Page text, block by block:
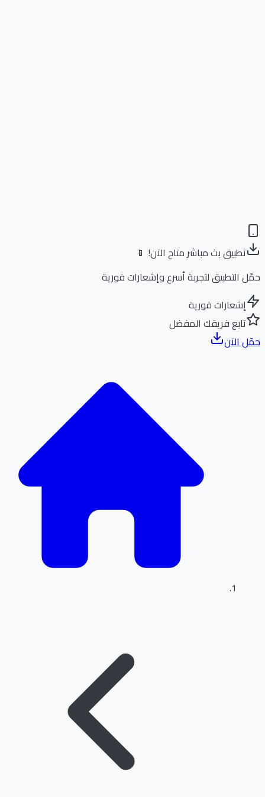
تطبيق بث مباشر متاح الآن! 📱
التطبيق لتجربة أسرع وإشعارات فورية
إشعارات فورية
تابع فريقك المفضل
الآن